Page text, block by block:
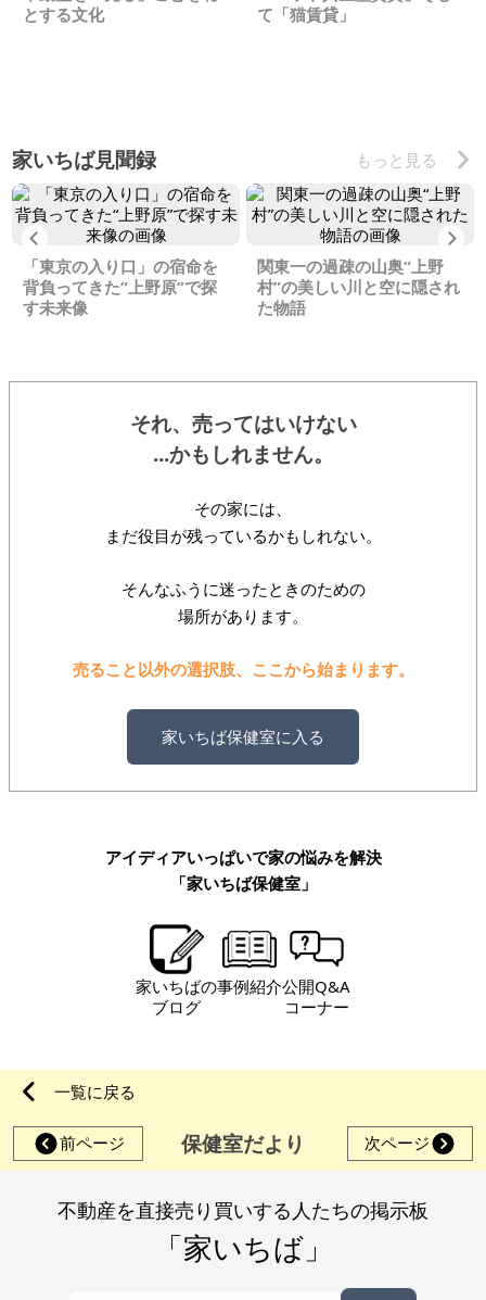
とする文化
て「猫賃貸」
家いちば見聞録 もっと見る
Previous
「東京の入り口」の宿命を
背負ってきた“上野原”で探
す未来像
関東一の過疎の山奥“上野
村”の美しい川と空に隠され
た物語
それ、売ってはいけない
...かもしれません。
その家には、
まだ役目が残っているかもしれない。
そんなふうに迷ったときのための
場所があります。
売ること以外の選択肢、ここから始まります。
家いちば保健室に入る
アイディアいっぱいで家の悩みを解決
「家いちば保健室」
家いちばの
ブログ
事例紹介公開Q&A
コーナー
一覧に戻る
前ページ 保健室だより 次ページ
不動産を直接売り買いする人たちの掲示板
「家いちば」